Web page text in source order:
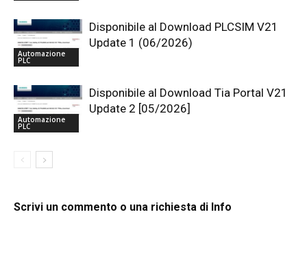
Automazione
PLC
Disponibile al Download PLCSIM V21
Update 1 (06/2026)
Automazione
PLC
Disponibile al Download Tia Portal V21
Update 2 [05/2026]
Scrivi un commento o una richiesta di Info